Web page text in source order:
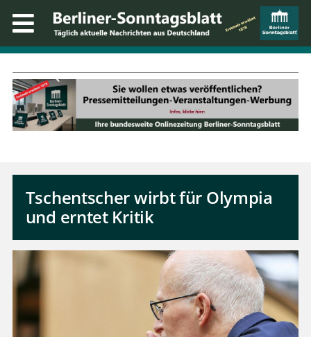
Tschentscher wirbt für Olympia
und erntet Kritik